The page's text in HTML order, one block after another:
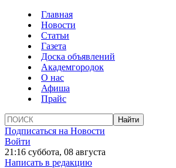
Главная
Новости
Статьи
Газета
Доска объявлений
Академгородок
О нас
Афиша
Прайс
Подписаться на Новости
Войти
21:16 суббота, 08 августа
Написать в редакцию